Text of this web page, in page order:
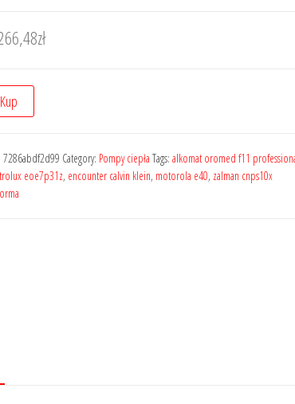
zł
Kup
7286abdf2d99 Category: Pompy ciepła Tags: alkomat oromed f11
eoe7p31z, encounter calvin klein, motorola e40, zalman cnps10x